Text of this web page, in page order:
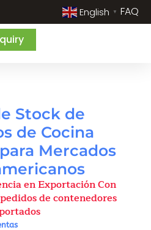
FAQ
English ▼
Stock de
de Cocina
Mercados
en Exportación Con
de contenedores